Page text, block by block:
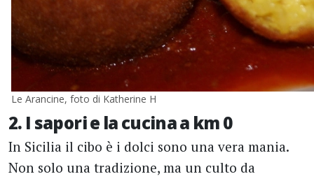
Le Arancine, foto di Katherine H
2. I sapori e la cucina a km 0
In Sicilia il cibo è i dolci sono una vera mania.
Non solo una tradizione, ma un culto da